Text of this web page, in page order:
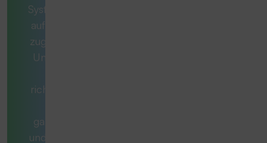
System, das exakt
auf Ihren Bedarf
zugeschnitten ist.
Unsere Berater
richtigen Fragen,
ganzheitlich mit
und begleiten Sie